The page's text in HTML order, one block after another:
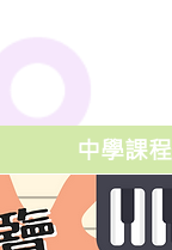
中學課程